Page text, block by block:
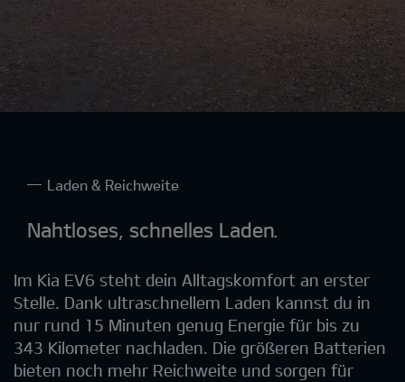
Laden & Reichweite
Nahtloses, schnelles Laden.
Im Kia EV6 steht dein Alltagskomfort an erster
Stelle. Dank ultraschnellem Laden kannst du in
nur rund 15 Minuten genug Energie für bis zu
343 Kilometer nachladen. Die größeren Batterien
bieten noch mehr Reichweite und sorgen für